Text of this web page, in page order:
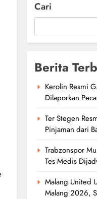
Cari
Berita
Kerolin Resmi
Dilaporkan
Ter Stegen
Pinjaman dari
Trabzonspor
Tes Medis
Malang United
Malang 2026,